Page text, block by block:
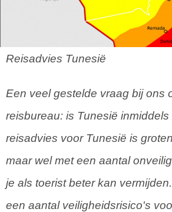
Reisadvies Tunesië
Een veel gestelde vraag bij ons
reisbureau: is Tunesië
reisadvies voor Tunesië is
maar wel met een aantal
je als toerist beter kan
een aantal veiligheidsrisico's